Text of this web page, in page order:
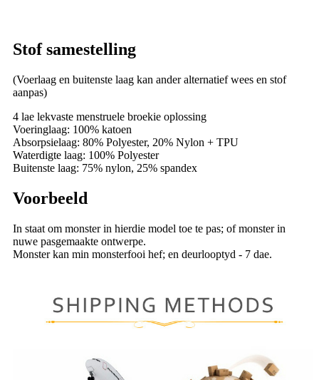
Stof samestelling
(Voerlaag en buitenste laag kan ander alternatief wees en stof
aanpas)
4 lae lekvaste menstruele broekie oplossing
Voeringlaag: 100% katoen
Absorpsielaag: 80% Polyester, 20% Nylon + TPU
Waterdigte laag: 100% Polyester
Buitenste laag: 75% nylon, 25% spandex
Voorbeeld
In staat om monster in hierdie model toe te pas; of monster in
nuwe pasgemaakte ontwerpe.
Monster kan min monsterfooi hef; en deurlooptyd - 7 dae.